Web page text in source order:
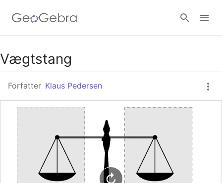
Google Classroom
GeoGebra Classroom
Log ind
Vægtstang
Forfatter Klaus Pedersen